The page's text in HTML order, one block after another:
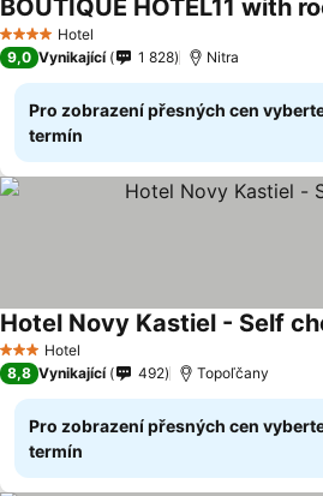
4 Počet hvězdiček
Hotel
BOUTIQUE HOTEL11 with
9,0 Vynikající 1 828 Nitra
Pro zobrazení přesných cen
termín
3 Počet hvězdiček
Hotel
Hotel Novy Kastiel - Self
8,8 Vynikající 492 Topoľčany
Pro zobrazení přesných cen
termín